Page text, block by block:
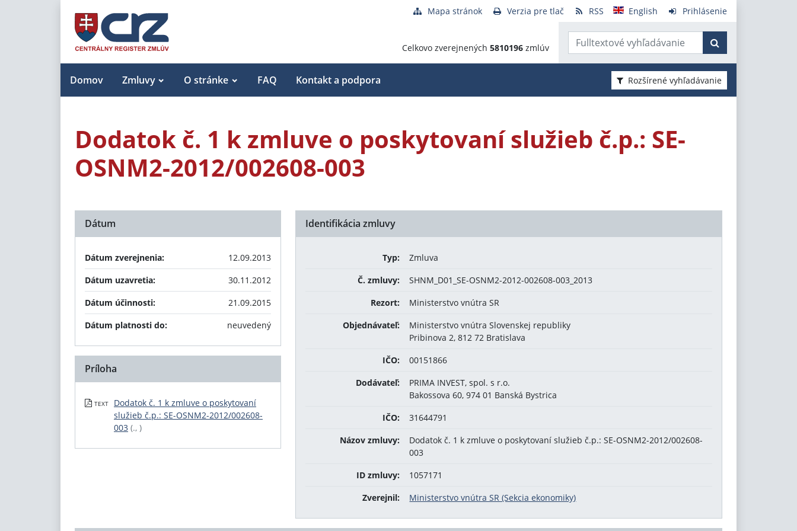
Mapa stránok Verzia pre tlač RSS English Prihlásenie
Celkovo zverejnených 5810196 zmlúv
Domov Zmluvy O stránke FAQ Kontakt a podpora Rozšírené vyhľadávanie
Dodatok č. 1 k zmluve o poskytovaní služieb č.p.: SE-
OSNM2-2012/002608-003
Identifikácia zmluvy
Typ:
Zmluva
Č. zmluvy:
SHNM_D01_SE-OSNM2-2012-002608-003_2013
Rezort:
Ministerstvo vnútra SR
Objednávateľ:
Ministerstvo vnútra Slovenskej republiky
Pribinova 2, 812 72 Bratislava
IČO:
00151866
Dodávateľ:
PRIMA INVEST, spol. s r.o.
Bakossova 60, 974 01 Banská Bystrica
IČO:
31644791
Názov zmluvy:
Dodatok č. 1 k zmluve o poskytovaní služieb č.p.: SE-OSNM2-2012/002608-
003
ID zmluvy:
1057171
Zverejnil:
Ministerstvo vnútra SR (Sekcia ekonomiky)
Dátum
Dátum zverejnenia:
12.09.2013
Dátum uzavretia:
30.11.2012
Dátum účinnosti:
21.09.2015
Dátum platnosti do:
neuvedený
Príloha
TEXT
Dodatok č. 1 k zmluve o poskytovaní
služieb č.p.: SE-OSNM2-2012/002608-
003 (., )